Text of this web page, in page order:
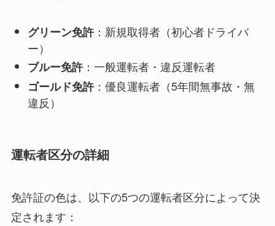
グリーン免許：新規取得者（初心者ドライバ
ー）
ブルー免許：一般運転者・違反運転者
ゴールド免許：優良運転者（5年間無事故・無
違反）
運転者区分の詳細
免許証の色は、以下の5つの運転者区分によって決
定されます：